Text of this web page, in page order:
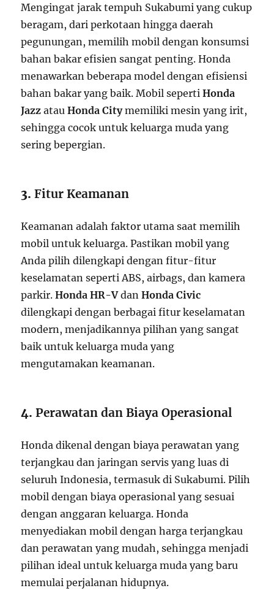
Mengingat jarak tempuh Sukabumi yang cukup
beragam, dari perkotaan hingga daerah
pegunungan, memilih mobil dengan konsumsi
bahan bakar efisien sangat penting. Honda
menawarkan beberapa model dengan efisiensi
bahan bakar yang baik. Mobil sepertiHonda
Jazz atauHonda Citymemiliki mesin yang irit,
sehingga cocok untuk keluarga muda yang
sering bepergian.
3.Fitur Keamanan
Keamanan adalah faktor utama saat memilih
mobil untuk keluarga. Pastikan mobil yang
Anda pilih dilengkapi dengan fitur-fitur
keselamatan seperti ABS, airbags, dan kamera
parkir.Honda HR-VdanHonda Civic
dilengkapi dengan berbagai fitur keselamatan
modern, menjadikannya pilihan yang sangat
baik untuk keluarga muda yang
mengutamakan keamanan.
4.Perawatan dan Biaya Operasional
Honda dikenal dengan biaya perawatan yang
terjangkau dan jaringan servis yang luas di
seluruh Indonesia, termasuk di Sukabumi. Pilih
mobil dengan biaya operasional yang sesuai
dengan anggaran keluarga. Honda
menyediakan mobil dengan harga terjangkau
dan perawatan yang mudah, sehingga menjadi
pilihan ideal untuk keluarga muda yang baru
memulai perjalanan hidupnya.